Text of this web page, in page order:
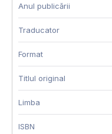
Anul publicării
Traducator
Format
Titlul original
Limba
ISBN